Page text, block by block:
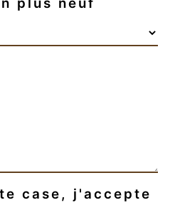
case, j'accepte